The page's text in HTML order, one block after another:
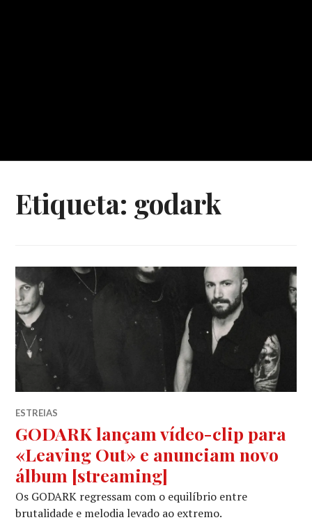
Etiqueta: godark
ESTREIAS
GODARK lançam vídeo-clip para
«Leaving Out» e anunciam novo
álbum [streaming]
Os GODARK regressam com o equilíbrio entre
brutalidade e melodia levado ao extremo.